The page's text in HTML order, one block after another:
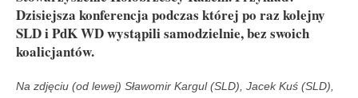
Dzisiejsza konferencja podczas której po raz kolejny
SLD i PdK WD wystąpili samodzielnie, bez swoich
koalicjantów.
Na zdjęciu (od lewej) Sławomir Kargul (SLD), Jacek Kuś (SLD),